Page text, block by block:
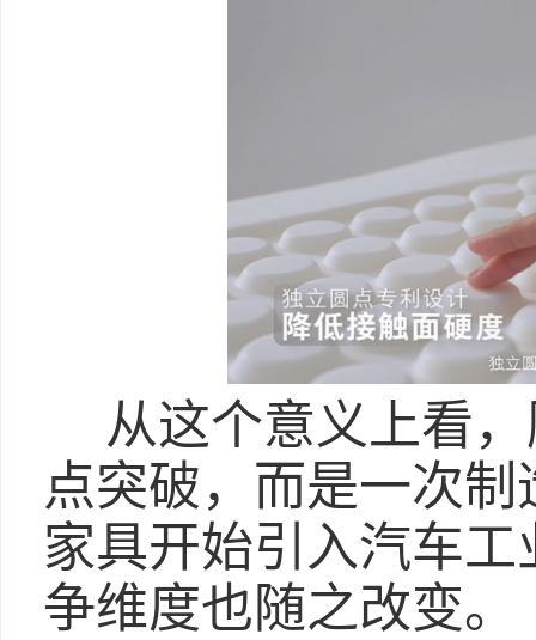
从这个意义上看
点突破，而是一次
家具开始引入汽车
争维度也随之改变。